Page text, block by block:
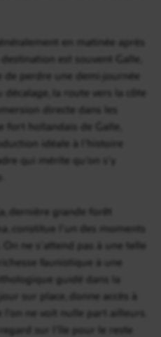
en matinée après
est souvent Galle,
de perdre une demi-journée
la route vers la côte
directe dans les
fort hollandais de Galle,
idéale à l’histoire
qui mérite qu’on s’y
dernière grande forêt
constitue l’un des moments
ne s’attend pas à une telle
faunistique à une
guidé dans la
sur place, donne accès à
ne voit nulle part ailleurs.
sur l’île pour le reste